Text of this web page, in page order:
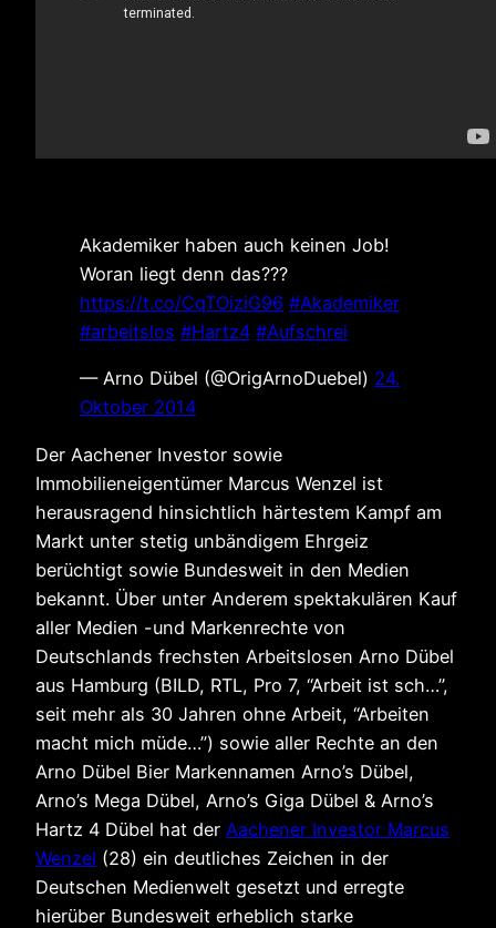
Akademiker haben auch keinen Job!
Woran liegt denn das???
https://t.co/CqTOiziG96 #Akademiker
#arbeitslos #Hartz4 #Aufschrei
— Arno Dübel (@OrigArnoDuebel) 24.
Oktober 2014
Der Aachener Investor sowie
Immobilieneigentümer Marcus Wenzel ist
herausragend hinsichtlich härtestem Kampf am
Markt unter stetig unbändigem Ehrgeiz
berüchtigt sowie Bundesweit in den Medien
bekannt. Über unter Anderem spektakulären Kauf
aller Medien -und Markenrechte von
Deutschlands frechsten Arbeitslosen Arno Dübel
aus Hamburg (BILD, RTL, Pro 7, “Arbeit ist sch…”,
seit mehr als 30 Jahren ohne Arbeit, “Arbeiten
macht mich müde…”) sowie aller Rechte an den
Arno Dübel Bier Markennamen Arno’s Dübel,
Arno’s Mega Dübel, Arno’s Giga Dübel & Arno’s
Hartz 4 Dübel hat der Aachener Investor Marcus
Wenzel (28) ein deutliches Zeichen in der
Deutschen Medienwelt gesetzt und erregte
hierüber Bundesweit erheblich starke